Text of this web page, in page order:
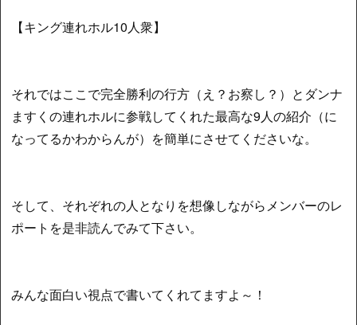
【キング連れホル10人衆】
それではここで完全勝利の行方（え？お察し？）とダンナ
ますくの連れホルに参戦してくれた最高な9人の紹介（に
なってるかわからんが）を簡単にさせてくださいな。
そして、それぞれの人となりを想像しながらメンバーのレ
ポートを是非読んでみて下さい。
みんな面白い視点で書いてくれてますよ～！